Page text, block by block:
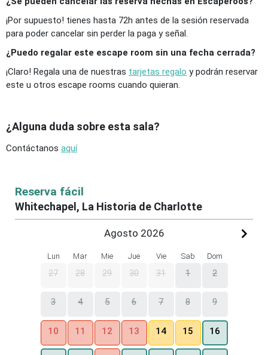
¡Por supuesto! tienes hasta 72h antes de la sesión reservada
para poder cancelar sin perder la paga y señal.
¿Puedo regalar este escape room sin una fecha cerrada?
¡Claro! Regala una de nuestras tarjetas regalo y podrán reservar
este u otros escape rooms cuando quieran.
¿Alguna duda sobre esta sala?
Contáctanos aquí
Reserva fácil
Whitechapel, La Historia de Charlotte
Agosto 2026
Lun Mar Mie Jue Vie Sab Dom
27 28 29 30 31 1 2
3 4 5 6 7 8 9
10 11 12 13 14 15 16